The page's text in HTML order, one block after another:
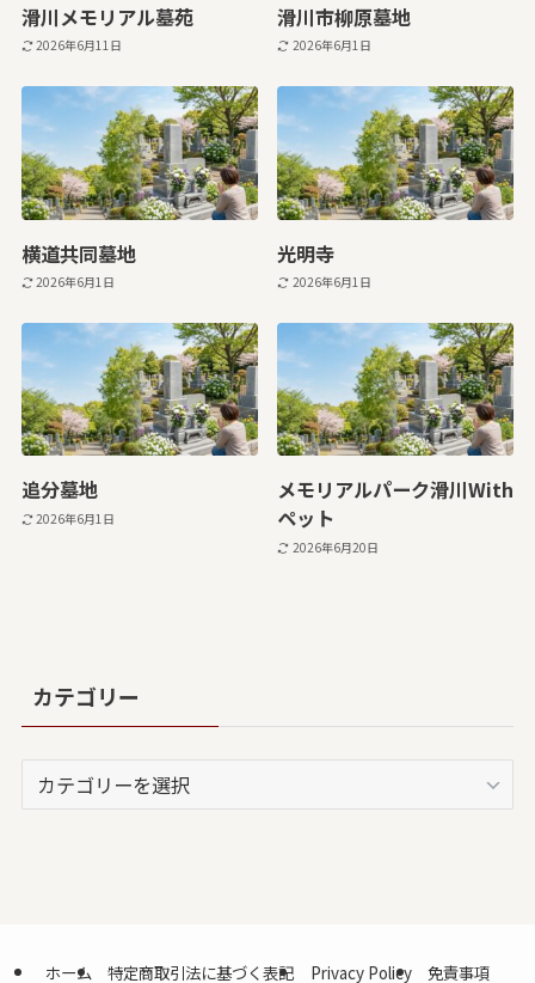
滑川メモリアル墓苑
2026年6月11日
滑川市柳原墓地
2026年6月1日
横道共同墓地
2026年6月1日
光明寺
2026年6月1日
追分墓地
2026年6月1日
メモリアルパーク滑川With
ペット
2026年6月20日
カテゴリー
テ
ホーム 特定商取引法に基づく表記 Privacy Policy 免責事項